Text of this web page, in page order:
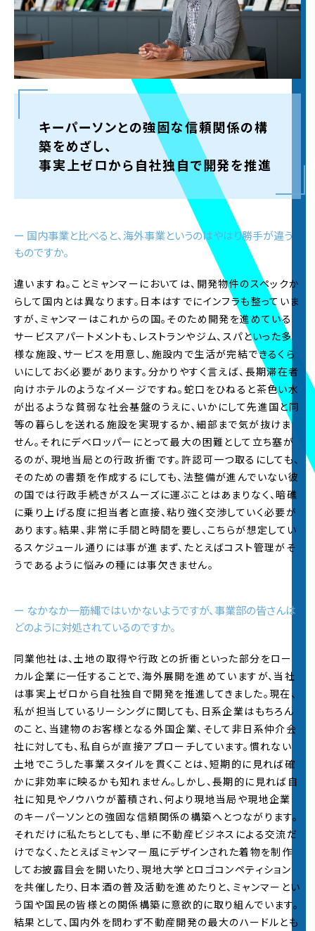
ジをご覧ください
インターンシップ過去参加者インタビューページ
を更新しました。2024年入社予定の内定者のイン
タビューを初公開。
2023.6.1
2023年度 夏オープン・カンパニーの エントリー受
付を開始しました。※詳細は夏オープン・カンパニ
ーサイトをご覧ください
夏オープン・カンパニー
の概要を公開し
ました。マイページ登録は6月1日より受け付けま
2023.3.1
2024年新卒採用エントリー受付を開始いたしまし
た！皆様からのご応募お待ちしております。※マイ
ページを登録済の方は こちらからログイン
2023.1.30
内定者制作サイト を更新いたしました。2023年入
社の内定者が制作したコンテンツをInstagramで
配信開始しました。
※3月上旬までにかけて、毎週月・火・木17時、3グ
ループが5回に分けて投稿します。
2022.9.1
2022年度5Daysインターンの エントリー受付を開
始しました。
※募集要項は5Daysインターンページをご覧くだ
さい
2022.9.1
2023年入社予定の内定者のインタビューを初公
開。
2022.6.1
2022年度夏インターンのエントリー受付を開始し
ました。
※詳細は夏インターンページをご覧ください
2022.5.13
2022年度 インターンシップサイトをオープンし、夏
は6月1日より受け付けます。
2023年新卒採用エントリー受付を開始いたしまし
た！皆様からのご応募お待ちしております。
2022.2.15
2022年入社の内定者制作サイトを公開しました。
キーパーソンとの強固な信頼関係の構
築をめざし、
事実上ゼロから自社独自で開発を推進
ー 国内事業と比べると、海外事業というのはやはり勝手が違う
ものですか。
違いますね。ことミャンマーにおいては、開発物件のスペックか
らして国内とは異なります。日本はすでにインフラも整っていま
すが、ミャンマーはこれからの国。そのため開発を進めている
サービスアパートメントも、レストランやジム、スパといった多
様な施設、サービスを用意し、施設内で生活が完結できるくら
いにしておく必要があります。分かりやすく言えば、長期滞在者
向けホテルのようなイメージですね。蛇口をひねると茶色い水
が出るような貧弱な社会基盤のうえに、いかにして先進国と同
等の暮らしを送れる施設を実現するか、細部まで気が抜けま
せん。それにデベロッパーにとって最大の困難として立ち塞が
るのが、現地当局との行政折衝です。許認可一つ取るにしても、
そのための書類を作成するにしても、法整備が進んでいない彼
の国では行政手続きがスムーズに運ぶことはあまりなく、暗礁
に乗り上げる度に担当者と直接、粘り強く交渉していく必要が
あります。結果、非常に手間と時間を要し、こちらが想定してい
るスケジュール通りには事が進まず、たとえばコスト管理がそ
うであるように悩みの種には事欠きません。
ー なかなか一筋縄ではいかないようですが、事業部の皆さんは
どのように対処されているのですか。
同業他社は、土地の取得や行政との折衝といった部分をロー
カル企業に一任することで、海外展開を進めていますが、当社
は事実上ゼロから自社独自で開発を推進してきました。現在、
私が担当しているリーシングに関しても、日系企業はもちろん
のこと、当建物のお客様となる外国企業、そして非日系仲介会
社に対しても、私自らが直接アプローチしています。慣れない
土地でこうした事業スタイルを貫くことは、短期的に見れば確
かに非効率に映るかも知れません。しかし、長期的に見れば自
社に知見やノウハウが蓄積され、何より現地当局や現地企業
のキーパーソンとの強固な信頼関係の構築へとつながります。
それだけに私たちとしても、単に不動産ビジネスによる交流だ
けでなく、たとえばミャンマー風にデザインされた着物を制作
してお披露目会を開いたり、現地大学とロゴコンペティション
を共催したり、日本酒の普及活動を進めたりと、ミャンマーとい
う国や国民の皆様との関係構築に意欲的に取り組んでいます。
結果として、国内外を問わず不動産開発の最大のハードルとも